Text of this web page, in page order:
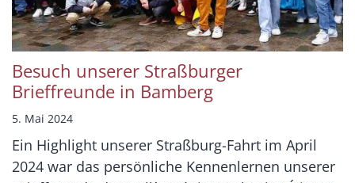
Besuch unserer Straßburger
Brieffreunde in Bamberg
5. Mai 2024
Ein Highlight unserer Straßburg-Fahrt im April
2024 war das persönliche Kennenlernen unserer